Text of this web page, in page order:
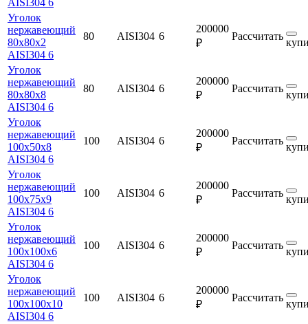
Уголок
нержавеющий
80х80х2
AISI304 6
80 AISI304 6
200000
₽
Рассчитать
Уголок
нержавеющий
80х80х8
AISI304 6
80 AISI304 6
200000
₽
Рассчитать
Уголок
нержавеющий
100х50х8
AISI304 6
100 AISI304 6
200000
₽
Рассчитать
Уголок
нержавеющий
100х75х9
AISI304 6
100 AISI304 6
200000
₽
Рассчитать
Уголок
нержавеющий
100х100х6
AISI304 6
100 AISI304 6
200000
₽
Рассчитать
Уголок
нержавеющий
100х100х10
AISI304 6
100 AISI304 6
200000
₽
Рассчитать